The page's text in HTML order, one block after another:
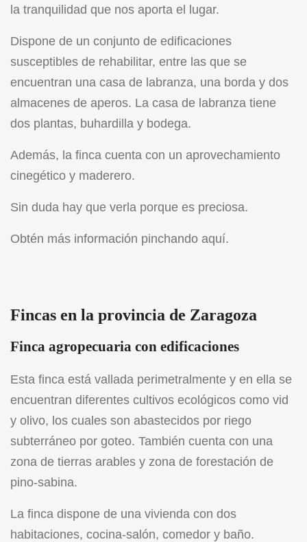
la tranquilidad que nos aporta el lugar.
Dispone de un conjunto de edificaciones
susceptibles de rehabilitar, entre las que se
encuentran una casa de labranza, una borda y dos
almacenes de aperos. La casa de labranza tiene
dos plantas, buhardilla y bodega.
Además, la finca cuenta con un aprovechamiento
cinegético y maderero.
Sin duda hay que verla porque es preciosa.
Obtén más información pinchando aquí.
Fincas en la provincia de Zaragoza
Finca agropecuaria con edificaciones
Esta finca está vallada perimetralmente y en ella se
encuentran diferentes cultivos ecológicos como vid
y olivo, los cuales son abastecidos por riego
subterráneo por goteo. También cuenta con una
zona de tierras arables y zona de forestación de
pino-sabina.
La finca dispone de una vivienda con dos
habitaciones, cocina-salón, comedor y baño.